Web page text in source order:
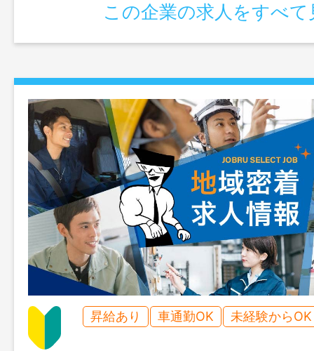
この企業の求人をすべて
昇給あり 車通勤OK 未経験からOK